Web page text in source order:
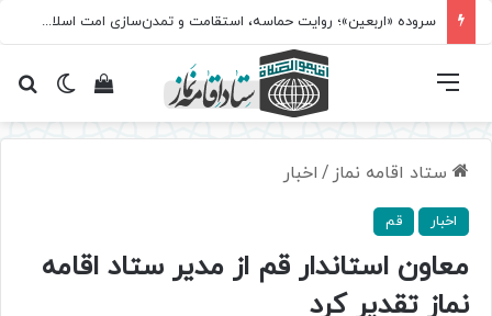
سروده‌ «اربعین»؛ روایت حماسه، استقامت و تمدن‌سازی امت اسلامی
تغییرمشاهده فهرست
ستاد اقامه نماز / اخبار
اخبار قم
معاون استاندار قم از مدیر ستاد اقامه
نماز تقدیر کرد